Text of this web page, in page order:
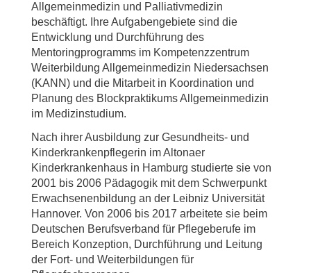
Allgemeinmedizin und Palliativmedizin
beschäftigt. Ihre Aufgabengebiete sind die
Entwicklung und Durchführung des
Mentoringprogramms im Kompetenzzentrum
Weiterbildung Allgemeinmedizin Niedersachsen
(KANN) und die Mitarbeit in Koordination und
Planung des Blockpraktikums Allgemeinmedizin
im Medizinstudium.
Nach ihrer Ausbildung zur Gesundheits- und
Kinderkrankenpflegerin im Altonaer
Kinderkrankenhaus in Hamburg studierte sie von
2001 bis 2006 Pädagogik mit dem Schwerpunkt
Erwachsenenbildung an der Leibniz Universität
Hannover. Von 2006 bis 2017 arbeitete sie beim
Deutschen Berufsverband für Pflegeberufe im
Bereich Konzeption, Durchführung und Leitung
der Fort- und Weiterbildungen für